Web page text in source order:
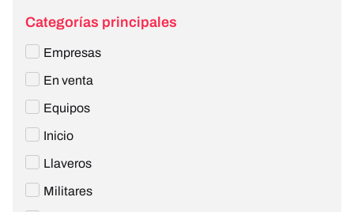
Categorías principales
Empresas
En venta
Equipos
Inicio
Llaveros
Militares